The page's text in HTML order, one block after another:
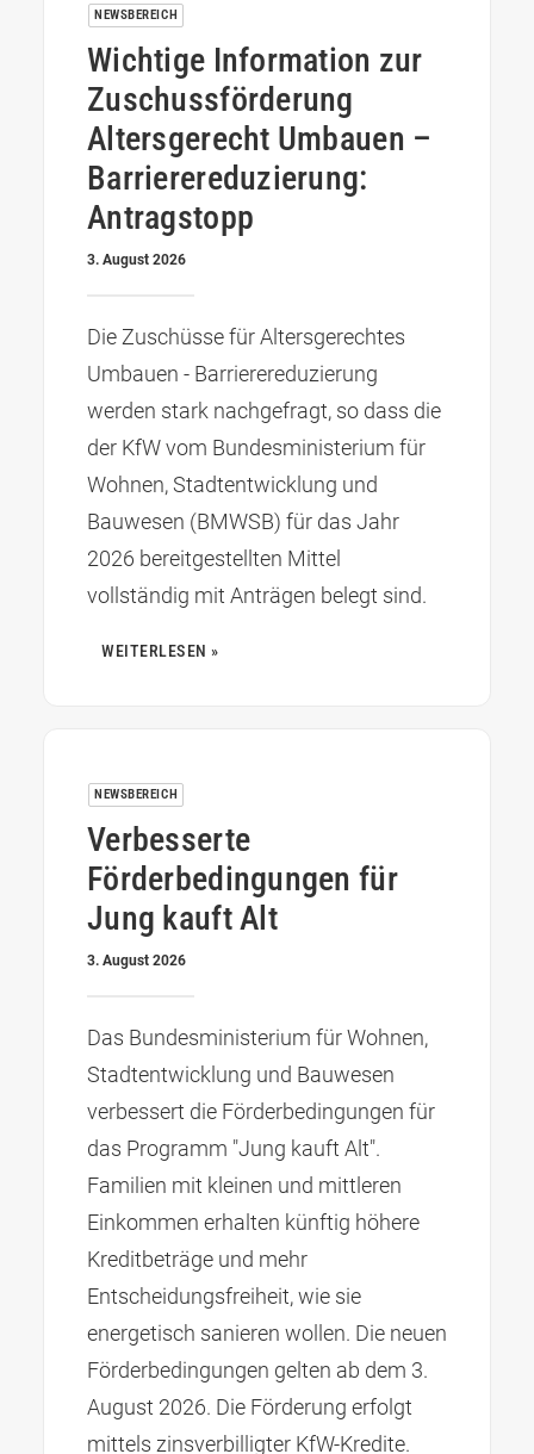
NEWSBEREICH
Wichtige Information zur
Zuschussförderung
Altersgerecht Umbauen –
Barrierereduzierung:
Antragstopp
3. August 2026
Die Zuschüsse für Altersgerechtes
Umbauen - Barrierereduzierung
werden stark nachgefragt, so dass die
der KfW vom Bundesministerium für
Wohnen, Stadtentwicklung und
Bauwesen (BMWSB) für das Jahr
2026 bereitgestellten Mittel
vollständig mit Anträgen belegt sind.
WEITERLESEN »
NEWSBEREICH
Verbesserte
Förderbedingungen für
Jung kauft Alt
3. August 2026
Das Bundesministerium für Wohnen,
Stadtentwicklung und Bauwesen
verbessert die Förderbedingungen für
das Programm "Jung kauft Alt".
Familien mit kleinen und mittleren
Einkommen erhalten künftig höhere
Kreditbeträge und mehr
Entscheidungsfreiheit, wie sie
energetisch sanieren wollen. Die neuen
Förderbedingungen gelten ab dem 3.
August 2026. Die Förderung erfolgt
mittels zinsverbilligter KfW-Kredite.